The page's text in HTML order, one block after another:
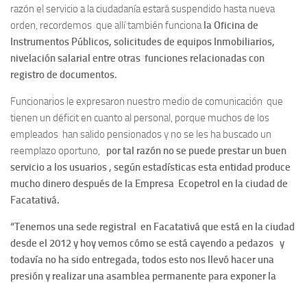
razón el servicio a la ciudadanía estará suspendido hasta nueva
orden, recordemos que allí también funciona la Oficina de
Instrumentos Públicos, solicitudes de equipos Inmobiliarios,
nivelación salarial entre otras funciones relacionadas con
registro de documentos.
Funcionarios le expresaron nuestro medio de comunicación que
tienen un déficit en cuanto al personal, porque muchos de los
empleados han salido pensionados y no se les ha buscado un
reemplazo oportuno, por tal razón no se puede prestar un buen
servicio a los usuarios , según estadísticas esta entidad produce
mucho dinero después de la Empresa Ecopetrol en la ciudad de
Facatativá.
“Tenemos una sede registral en Facatativá que está en la ciudad
desde el 2012 y hoy vemos cómo se está cayendo a pedazos y
todavía no ha sido entregada, todos esto nos llevó hacer una
presión y realizar una asamblea permanente para exponer la